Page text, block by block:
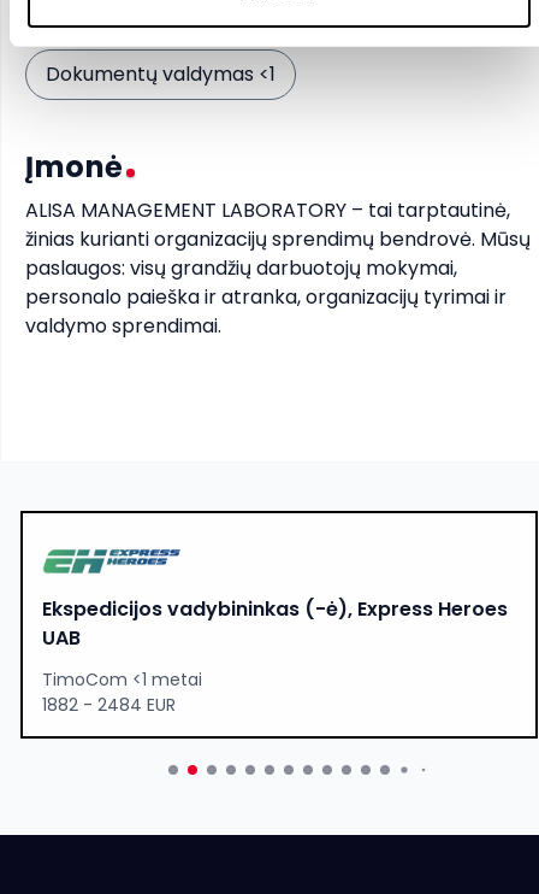
Dokumentų valdymas <1
Įmonė
ALISA MANAGEMENT LABORATORY – tai tarptautinė,
žinias kurianti organizacijų sprendimų bendrovė. Mūsų
paslaugos: visų grandžių darbuotojų mokymai,
personalo paieška ir atranka, organizacijų tyrimai ir
valdymo sprendimai.
Ekspedicijos vadybininkas (-ė), Express Heroes
UAB
TimoCom <1 metai
1882 - 2484 EUR